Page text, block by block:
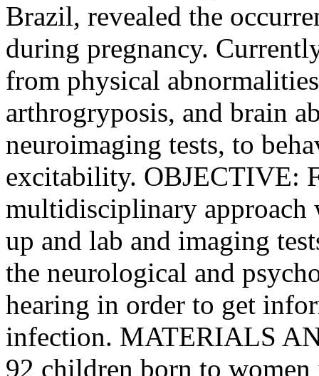
Brazil, revealed the
during pregnancy.
from physical
arthrogryposis, and brain
neuroimaging tests, to
excitability. OBJECTIVE:
multidisciplinary
up and lab and imaging
the neurological and
hearing in order to get
infection. MATERIALS
92 children born to